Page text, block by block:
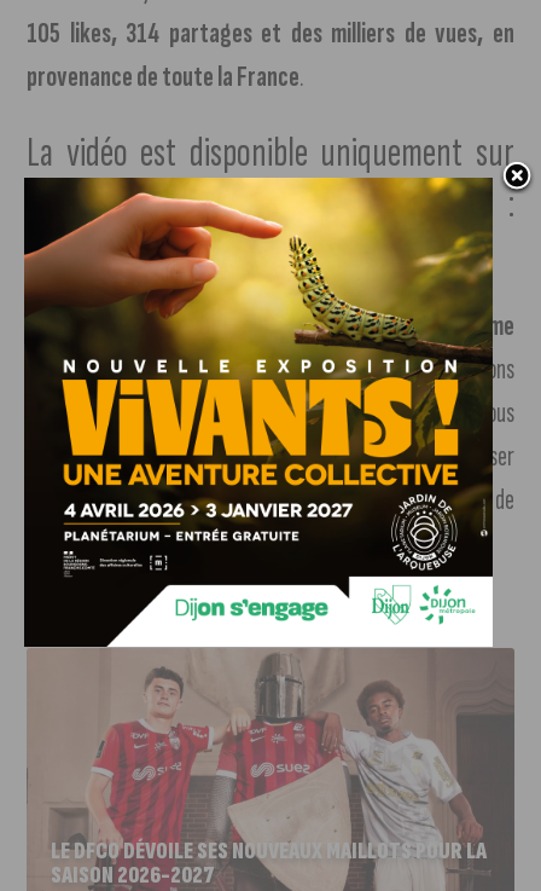
105 likes, 314 partages et des milliers de vues, en
provenance de toute la France.
La vidéo est disponible uniquement sur
Facebook en suivant le lien :
http://l.jaimedijon.com/dnd
J’Aime Dijon voulait faire un clin d’oeil etsaluer l’énorme
travail accompli de Geraldine T. Nous la remercions
chaleureusement pour son accord de partage et pour nous
permettre de voyager dans le temps, sans avoir à encaisser
« 2,21 Gigowatts » ou « prendre la foudre sur l’horloge de
l’hôtel de ville ».(Nom de Zeus Marty !)
J'AIME LE DFCO
LE DFCO DÉVOILE SES NOUVEAUX MAILLOTS POUR LA
SAISON 2026-2027